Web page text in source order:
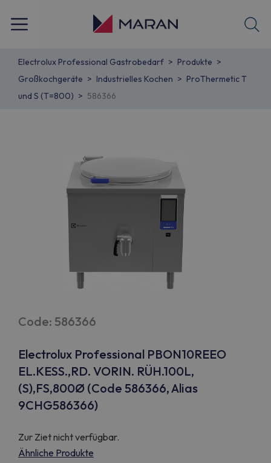
Electrolux Professional Gastrobedarf
Produkte
Großkochgeräte
Industrielles Kochen
ProThermetic T
und S (T=800)
586366
Code: 586366
Electrolux Professional PBON10REEO
EL.KESS.,RD. VORIN. RÜH.100L,
(S),FS,800Ø (Code 586366, Alias
9CHG586366)
Zur Ziet nicht verfügbar.
Ähnliche Produkte